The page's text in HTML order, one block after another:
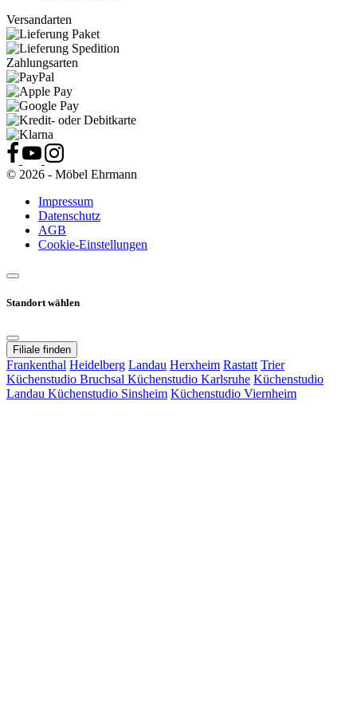
Versandarten
Zahlungsarten
© 2026 - Möbel Ehrmann
Impressum
Datenschutz
AGB
Cookie-Einstellungen
Standort wählen
Filiale finden
Frankenthal Heidelberg Landau Herxheim Rastatt Trier
Küchenstudio Bruchsal Küchenstudio Karlsruhe Küchenstudio
Landau Küchenstudio Sinsheim Küchenstudio Viernheim